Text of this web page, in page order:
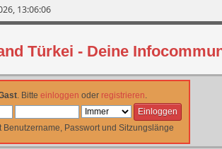
13:06:06
. Bitte einloggen oder registrieren.
Benutzername, Passwort und Sitzungslänge